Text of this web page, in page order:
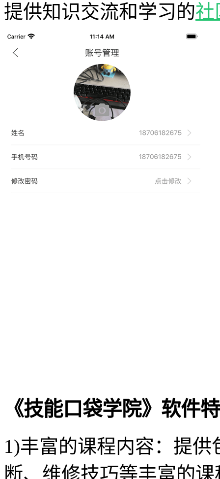
提供知识交流和学习的社
《技能口袋学院》软件
1)丰富的课程内容：提
断、维修技巧等丰富的